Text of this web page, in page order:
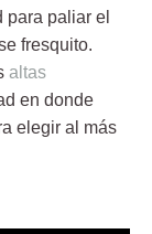
paliar el
fresquito.
altas
en donde
elegir al más